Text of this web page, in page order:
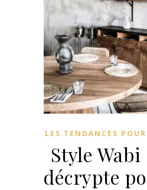
LES TENDANCES
Style Wabi
décrypte